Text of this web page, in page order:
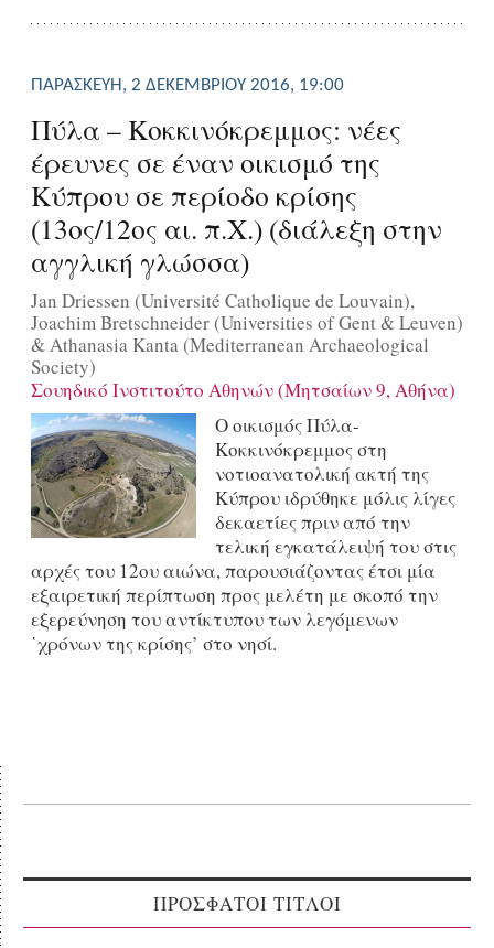
ΠΑΡΑΣΚΕΥΉ, 2 ΔΕΚΕΜΒΡΊΟΥ 2016, 19:00
Πύλα – Κοκκινόκρεμμος: νέες
έρευνες σε έναν οικισμό της
Κύπρου σε περίοδο κρίσης
(13ος/12ος αι. π.Χ.) (διάλεξη στην
αγγλική γλώσσα)
Jan Driessen (Université Catholique de Louvain),
Joachim Bretschneider (Universities of Gent & Leuven)
& Athanasia Kanta (Mediterranean Archaeological
Society)
Σουηδικό Ινστιτούτο Αθηνών (Μητσαίων 9, Αθήνα)
Ο οικισμός Πύλα-
Κοκκινόκρεμμος στη
νοτιοανατολική ακτή της
Κύπρου ιδρύθηκε μόλις λίγες
δεκαετίες πριν από την
τελική εγκατάλειψή του στις
αρχές του 12ου αιώνα, παρουσιάζοντας έτσι μία
εξαιρετική περίπτωση προς μελέτη με σκοπό την
εξερεύνηση του αντίκτυπου των λεγόμενων
῾χρόνων της κρίσης’ στο νησί.
ΠΡΟΣΦΑΤΟΙ ΤΙΤΛΟΙ